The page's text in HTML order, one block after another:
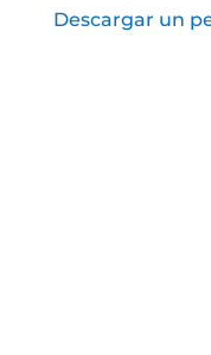
Descargar un